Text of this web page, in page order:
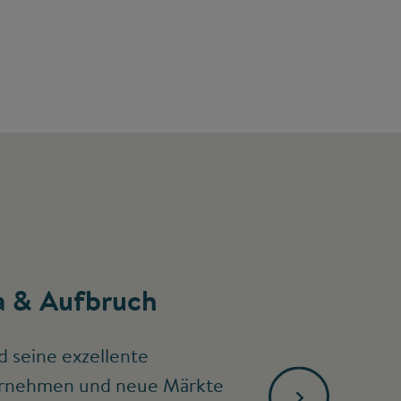
& Aufbruch
seine exzellente
und neue Märkte